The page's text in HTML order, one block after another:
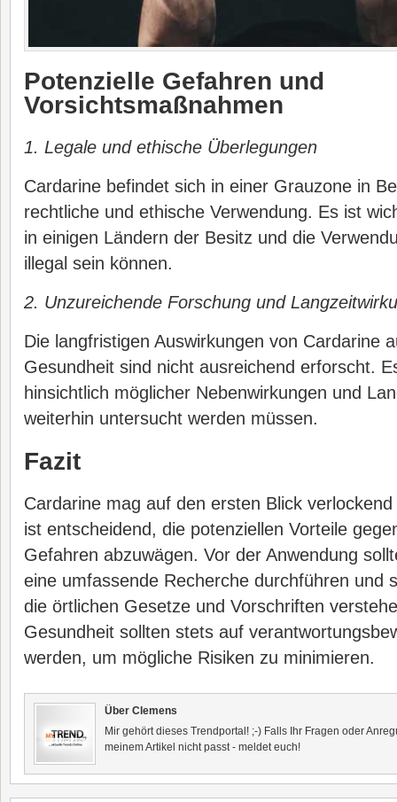
Potenzielle Gefahren und
Vorsichtsmaßnahmen
1. Legale und ethische Überlegungen
Cardarine befindet sich in einer Grauzone in
rechtliche und ethische Verwendung. Es ist
in einigen Ländern der Besitz und die
illegal sein können.
2. Unzureichende Forschung und
Die langfristigen Auswirkungen von Cardarine
Gesundheit sind nicht ausreichend erforscht.
hinsichtlich möglicher Nebenwirkungen und
weiterhin untersucht werden müssen.
Fazit
Cardarine mag auf den ersten Blick
ist entscheidend, die potenziellen Vorteile
Gefahren abzuwägen. Vor der Anwendung
eine umfassende Recherche durchführen und
die örtlichen Gesetze und Vorschriften
Gesundheit sollten stets auf
werden, um mögliche Risiken zu minimieren.
Über Clemens
Mir gehört dieses Trendportal! ;-) Falls Ihr Fragen oder
meinem Artikel nicht passt - meldet euch!